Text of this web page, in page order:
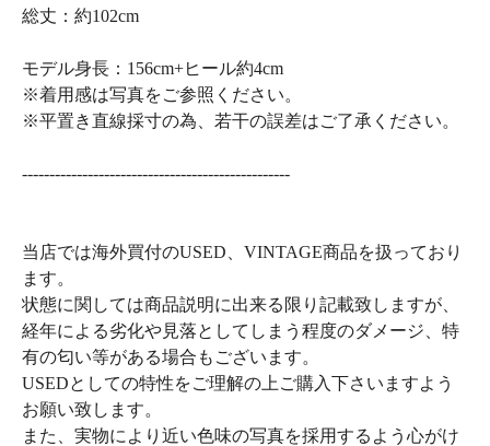
総丈：約102cm
モデル身長：156cm+ヒール約4cm
※着用感は写真をご参照ください。
※平置き直線採寸の為、若干の誤差はご了承ください。
-------------------------------------------------
当店では海外買付のUSED、VINTAGE商品を扱っており
ます。
状態に関しては商品説明に出来る限り記載致しますが、
経年による劣化や見落としてしまう程度のダメージ、特
有の匂い等がある場合もございます。
USEDとしての特性をご理解の上ご購入下さいますよう
お願い致します。
また、実物により近い色味の写真を採用するよう心がけ